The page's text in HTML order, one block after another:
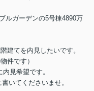
ルガーデンの5号棟4890万
建てを内見したいです。
件です）
見希望です。
いてくださいませ。